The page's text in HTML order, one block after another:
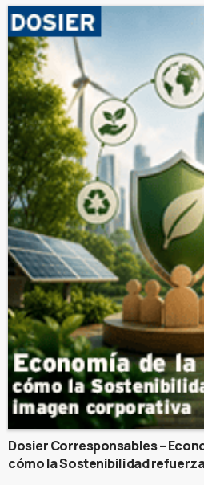
Dosier Corresponsables –
cómo la Sostenibilidad